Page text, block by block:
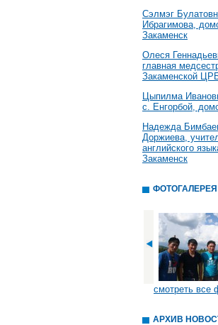
Сэлмэг
Ибрагимова,
Закаменск
Олеся
главная
Закаменской
Цыпилма
с. Енгорбой,
Надежда
Доржиева,
английского
Закаменск
ФОТОГАЛЕРЕЯ
смотреть все
АРХИВ